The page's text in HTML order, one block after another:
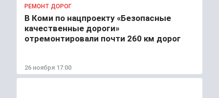
РЕМОНТ ДОРОГ
В Коми по нацпроекту «Безопасные
качественные дороги»
отремонтировали почти 260 км дорог
26 ноября 17:00